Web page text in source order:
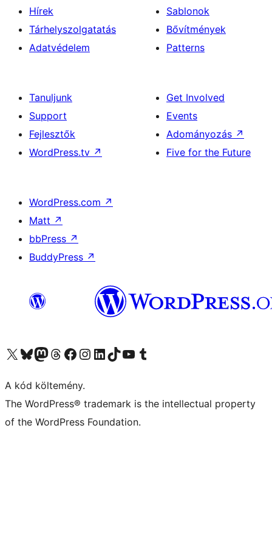
Hírek
Tárhelyszolgatatás
Adatvédelem
Sablonok
Bővítmények
Patterns
Tanuljunk
Support
Fejlesztők
WordPress.tv ↗
Get Involved
Events
Adományozás ↗
Five for the Future
WordPress.com ↗
Matt ↗
bbPress ↗
BuddyPress ↗
Visit our X (formerly Twitter) account
Visit our Bluesky account
Twitter csatornánk
Visit our Threads account
Facebook oldalunk megtekintése
Visit our Instagram account
Visit our LinkedIn account
Visit our TikTok account
Visit our YouTube channel
Visit our Tumblr account
A kód költemény.
The WordPress® trademark is the intellectual property
of the WordPress Foundation.